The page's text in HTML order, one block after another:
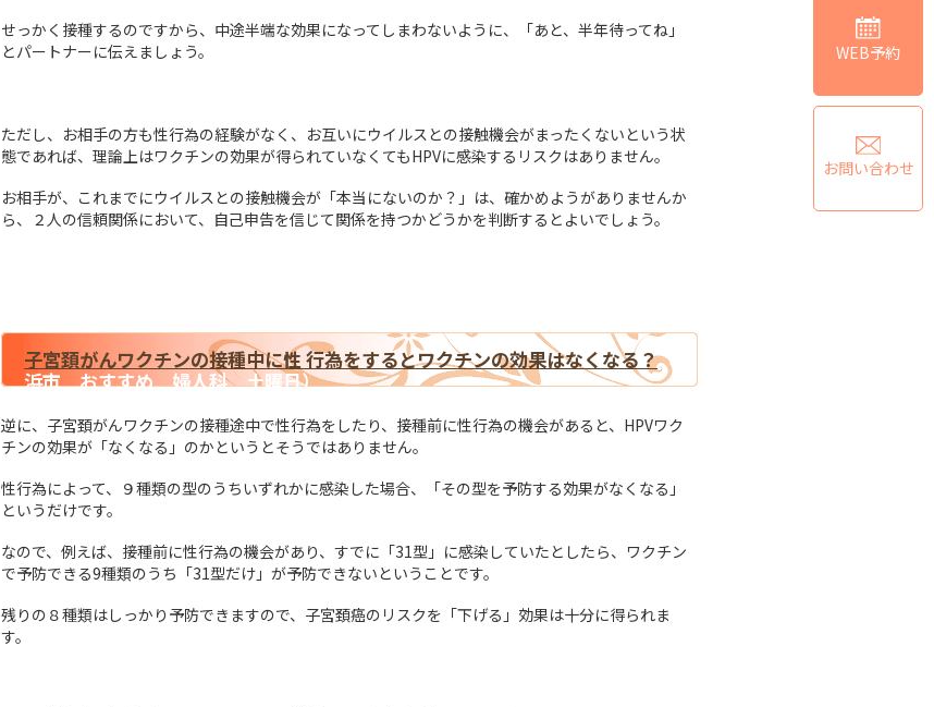
せっかく接種するのですから、中途半端な効果になってしまわないように、「あと、半年待ってね」
とパートナーに伝えましょう。
ただし、お相手の方も性行為の経験がなく、お互いにウイルスとの接触機会がまったくないという状
態であれば、理論上はワクチンの効果が得られていなくてもHPVに感染するリスクはありません。
お相手が、これまでにウイルスとの接触機会が「本当にないのか？」は、確かめようがありませんか
ら、２人の信頼関係において、自己申告を信じて関係を持つかどうかを判断するとよいでしょう。
子宮頚がんワクチンの接種中に性 行為をするとワクチンの効果はなくなる？（横
浜市 おすすめ 婦人科 土曜日）
逆に、子宮頚がんワクチンの接種途中で性行為をしたり、接種前に性行為の機会があると、HPVワク
チンの効果が「なくなる」のかというとそうではありません。
性行為によって、９種類の型のうちいずれかに感染した場合、「その型を予防する効果がなくなる」
というだけです。
なので、例えば、接種前に性行為の機会があり、すでに「31型」に感染していたとしたら、ワクチン
で予防できる9種類のうち「31型だけ」が予防できないということです。
残りの８種類はしっかり予防できますので、子宮頚癌のリスクを「下げる」効果は十分に得られま
す。
WEB予約
お問い合わせ